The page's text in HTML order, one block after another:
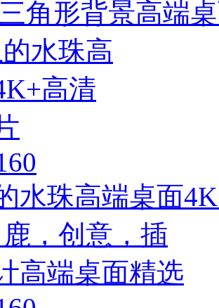
角形背景高端
水珠高端桌面